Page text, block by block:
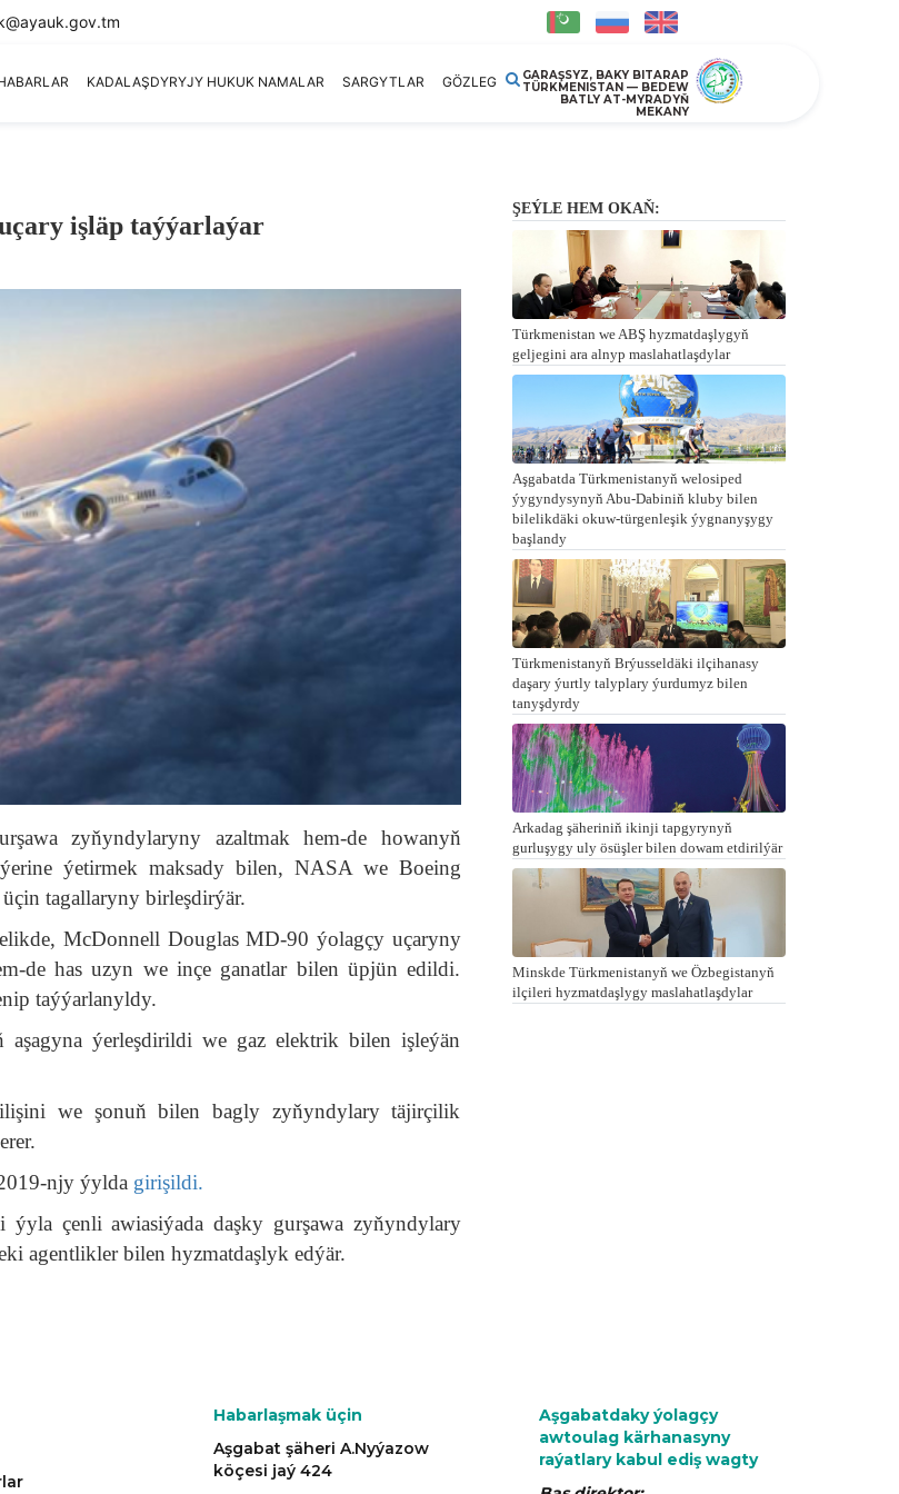
KADALAŞDYRYJY HUKUK NAMALAR SARGYTLAR GÖZLEG
GARAŞSYZ, BAKY BITARAP
TÜRKMENISTAN — BEDEW
BATLY AT-MYRADYŇ
MEKANY
işläp taýýarlaýar
zyňyndylaryny azaltmak hem-de howanyň
ýetirmek maksady bilen, NASA we Boeing
tagallaryny birleşdirýär.
McDonnell Douglas MD-90 ýolagçy uçaryny
de has uzyn we inçe ganatlar bilen üpjün edildi.
taýýarlanyldy.
ýerleşdirildi we gaz elektrik bilen işleýän
we şonuň bilen bagly zyňyndylary täjirçilik
njy ýylda girişildi.
çenli awiasiýada daşky gurşawa zyňyndylary
agentlikler bilen hyzmatdaşlyk edýär.
ŞEÝLE HEM OKAŇ:
Türkmenistan we ABŞ hyzmatdaşlygyň
geljegini ara alnyp maslahatlaşdylar
Aşgabatda Türkmenistanyň welosiped
ýygyndysynyň Abu-Dabiniň kluby bilen
bilelikdäki okuw-türgenleşik ýygnanyşygy
başlandy
Türkmenistanyň Brýusseldäki ilçihanasy
daşary ýurtly talyplary ýurdumyz bilen
tanyşdyrdy
Arkadag şäheriniň ikinji tapgyrynyň
gurluşygy uly ösüşler bilen dowam etdirilýär
Minskde Türkmenistanyň we Özbegistanyň
ilçileri hyzmatdaşlygy maslahatlaşdylar
Habarlaşmak üçin
Aşgabat şäheri A.Nyýazow
köçesi jaý 424
Aşgabatdaky ýolagçy
awtoulag kärhanasyny
raýatlary kabul ediş wagty